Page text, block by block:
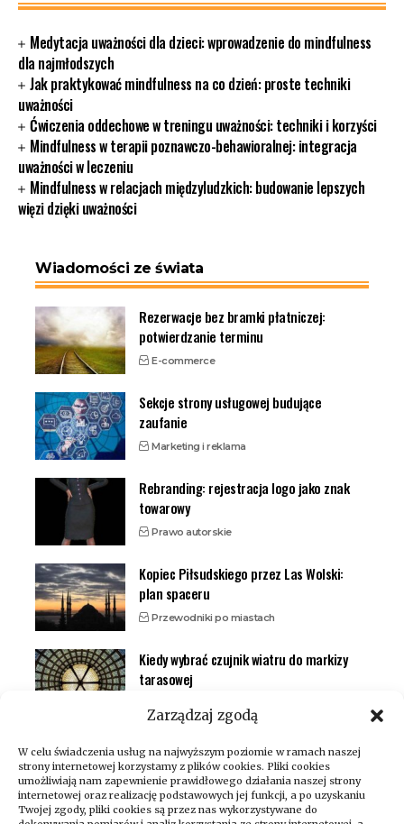
Zarządzaj zgodą
W celu świadczenia usług na najwyższym poziomie w ramach naszej
strony internetowej korzystamy z plików cookies. Pliki cookies
umożliwiają nam zapewnienie prawidłowego działania naszej strony
internetowej oraz realizację podstawowych jej funkcji, a po uzyskaniu
Twojej zgody, pliki cookies są przez nas wykorzystywane do
Medytacja uważności dla dzieci: wprowadzenie do mindfulness
dla najmłodszych
Jak praktykować mindfulness na co dzień: proste techniki
uważności
Ćwiczenia oddechowe w treningu uważności: techniki i korzyści
Mindfulness w terapii poznawczo-behawioralnej: integracja
uważności w leczeniu
Mindfulness w relacjach międzyludzkich: budowanie lepszych
więzi dzięki uważności
Wiadomości ze świata
Rezerwacje bez bramki płatniczej:
potwierdzanie terminu
E-commerce
Sekcje strony usługowej budujące
zaufanie
Marketing i reklama
Rebranding: rejestracja logo jako znak
towarowy
Prawo autorskie
Kopiec Piłsudskiego przez Las Wolski:
plan spaceru
Przewodniki po miastach
Kiedy wybrać czujnik wiatru do markizy
tarasowej